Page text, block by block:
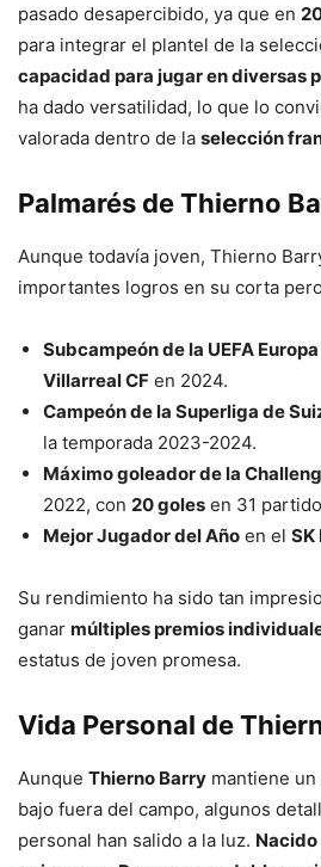
pasado desapercibido, ya que en
para integrar el plantel de la
capacidad para jugar en diversas
ha dado versatilidad, lo que lo
valorada dentro de la selección
Palmarés de Thierno
Aunque todavía joven, Thierno
importantes logros en su corta
Subcampeón de la UEFA
Villarreal CF en 2024.
Campeón de la Superliga de
la temporada 2023-2024.
Máximo goleador de la
2022, con 20 goles en 31
Mejor Jugador del Año en el SK
Su rendimiento ha sido tan
ganar múltiples premios
estatus de joven promesa.
Vida Personal de
Aunque Thierno Barry mantiene
bajo fuera del campo, algunos
personal han salido a la luz. Nacido